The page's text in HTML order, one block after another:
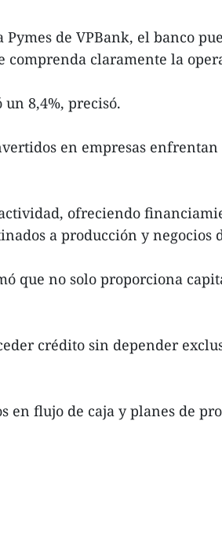
de VPBank, el banco
comprenda claramente la
8,4%, precisó.
en empresas
ofreciendo
a producción y negocios
que no solo proporciona
crédito sin depender
en flujo de caja y planes de